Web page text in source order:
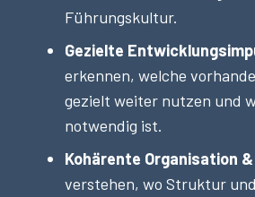
Führungskultur.
Gezielte
erkennen, welche
gezielt weiter nutzen und
notwendig ist.
Kohärente Organisation
verstehen, wo Struktur